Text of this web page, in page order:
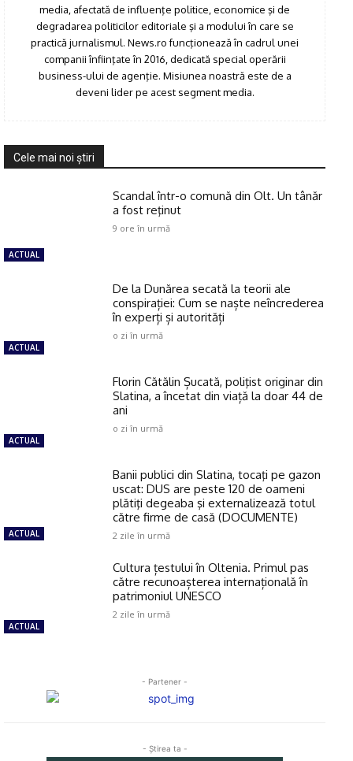
media, afectată de influenţe politice, economice şi de
degradarea politicilor editoriale şi a modului în care se
practică jurnalismul. News.ro funcţionează în cadrul unei
companii înfiinţate în 2016, dedicată special operării
business-ului de agenţie. Misiunea noastră este de a
deveni lider pe acest segment media.
Cele mai noi ştiri
ACTUAL
Scandal într-o comună din Olt. Un tânăr
a fost reţinut
9 ore în urmă
ACTUAL
De la Dunărea secată la teorii ale
conspirației: Cum se naște neîncrederea
în experți și autorități
o zi în urmă
ACTUAL
Florin Cătălin Șucată, poliţist originar din
Slatina, a încetat din viață la doar 44 de
ani
o zi în urmă
ACTUAL
Banii publici din Slatina, tocaţi pe gazon
uscat: DUS are peste 120 de oameni
plătiţi degeaba şi externalizează totul
către firme de casă (DOCUMENTE)
2 zile în urmă
ACTUAL
Cultura țestului în Oltenia. Primul pas
către recunoașterea internațională în
patrimoniul UNESCO
2 zile în urmă
- Partener -
- Ştirea ta -